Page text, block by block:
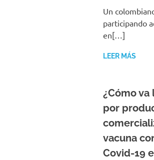
Un
participando
en[…]
LEER MÁS
¿Cómo va
por
vacuna
Covid-19